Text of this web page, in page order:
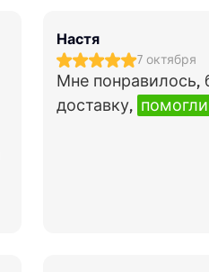
Настя
7 октября
Мне
доставку,